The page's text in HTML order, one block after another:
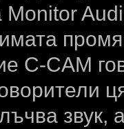
Monitor
C-CAM
звук,